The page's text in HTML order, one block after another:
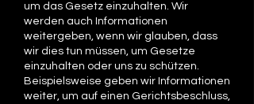
um das Gesetz einzuhalten. Wir
werden auch Informationen
weitergeben, wenn wir glauben, dass
wir dies tun müssen, um Gesetze
einzuhalten oder uns zu schützen.
Beispielsweise geben wir Informationen
weiter, um auf einen Gerichtsbeschluss,